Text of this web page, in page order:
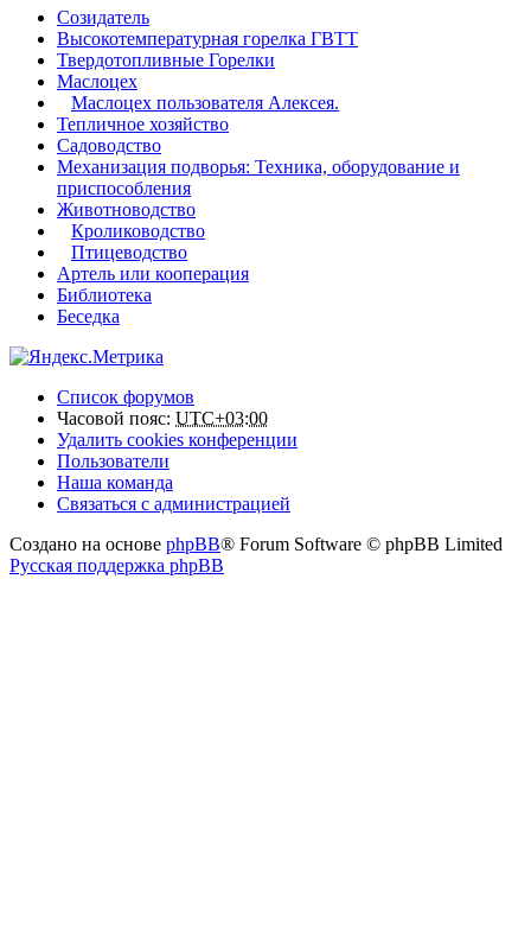
Созидатель
Высокотемпературная горелка ГВТТ
Твердотопливные Горелки
Маслоцех
Маслоцех пользователя Алексея.
Тепличное хозяйство
Садоводство
Механизация подворья: Техника, оборудование и
приспособления
Животноводство
Кролиководство
Птицеводство
Артель или кооперация
Библиотека
Беседка
Список форумов
Часовой пояс: UTC+03:00
Удалить cookies конференции
Пользователи
Наша команда
Связаться с администрацией
Создано на основе phpBB® Forum Software © phpBB Limited
Русская поддержка phpBB